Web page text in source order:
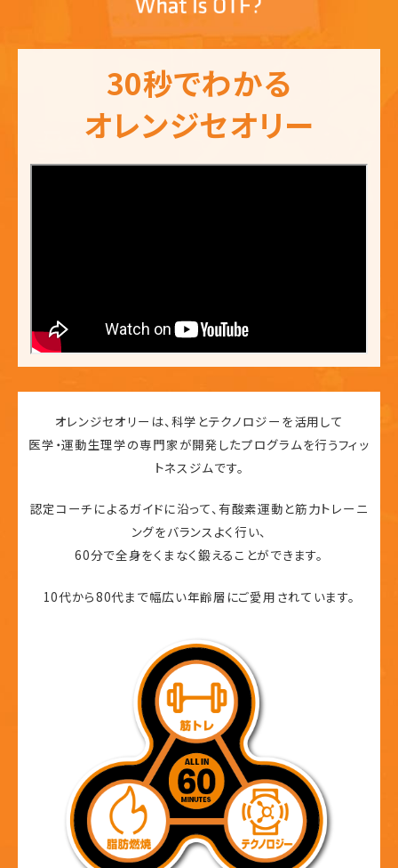
30秒でわかる
オレンジセオリー
オレンジセオリーは、科学とテクノロジーを活用して
医学・運動生理学の専門家が開発したプログラムを行うフィッ
トネスジムです。
認定コーチによるガイドに沿って、有酸素運動と筋力トレーニ
ングをバランスよく行い、
60分で全身をくまなく鍛えることができます。
10代から80代まで幅広い年齢層にご愛用されています。